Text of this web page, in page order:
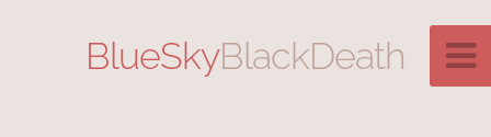
BlueSkyBlackDeath